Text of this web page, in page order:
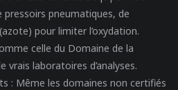
pneumatiques, de
pour limiter l’oxydation.
celle du Domaine de la
vrais laboratoires d’analyses.
: Même les domaines non certifiés